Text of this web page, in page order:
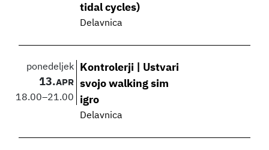
tidal cycles)
Delavnica
ponedeljek
13.APR
18.00–21.00
Kontrolerji | Ustvari
svojo walking sim
igro
Delavnica